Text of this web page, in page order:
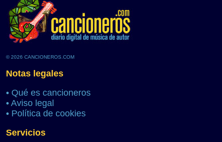
© 2026 CANCIONEROS.COM
Notas legales
• Qué es cancioneros
• Aviso legal
• Política de cookies
Servicios